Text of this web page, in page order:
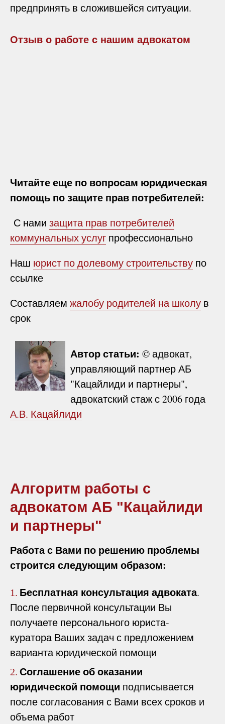
предпринять в сложившейся ситуации.
Отзыв о работе с нашим адвокатом
Читайте еще по вопросам юридическая
помощь по защите прав потребителей:
С нами защита прав потребителей
коммунальных услуг профессионально
Наш юрист по долевому строительству по
ссылке
Составляем жалобу родителей на школу в
срок
Автор статьи: © адвокат,
управляющий партнер АБ
"Кацайлиди и партнеры",
адвокатский стаж с 2006 года
А.В. Кацайлиди
Алгоритм работы с
адвокатом АБ "Кацайлиди
и партнеры"
Работа с Вами по решению проблемы
строится следующим образом:
1. Бесплатная консультация адвоката.
После первичной консультации Вы
получаете персонального юриста-
куратора Ваших задач с предложением
варианта юридической помощи
2. Соглашение об оказании
юридической помощи подписывается
после согласования с Вами всех сроков и
объема работ